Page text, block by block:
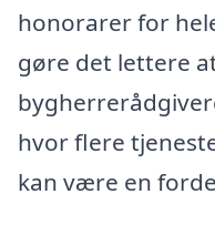
honorarer for
gøre det lettere
hvor flere
kan være en